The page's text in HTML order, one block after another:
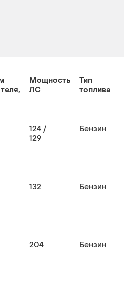
Мощность
ЛС
Тип
топлива
124 /
129
Бензин
132 Бензин
204 Бензин